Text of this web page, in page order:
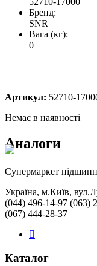
Бренд:
SNR
Вага (кг):
0
Артикул: 52710-
Немає в наявності
Аналоги
Cупермаркет
Україна, м.Київ,
(044) 496-14-97 (063)
(067) 444-28-37
Каталог